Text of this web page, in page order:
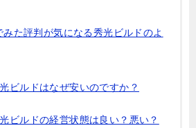
みた評判が気になる秀光ビルドのよ
ビルドはなぜ安いのですか？
ビルドの経営状態は良い？悪い？